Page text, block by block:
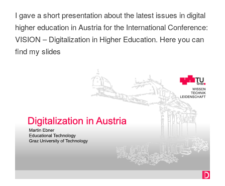
I gave a short presentation about the latest issues in digital
higher education in Austria for the International Conference:
VISION – Digitalization in Higher Education. Here you can
find my slides